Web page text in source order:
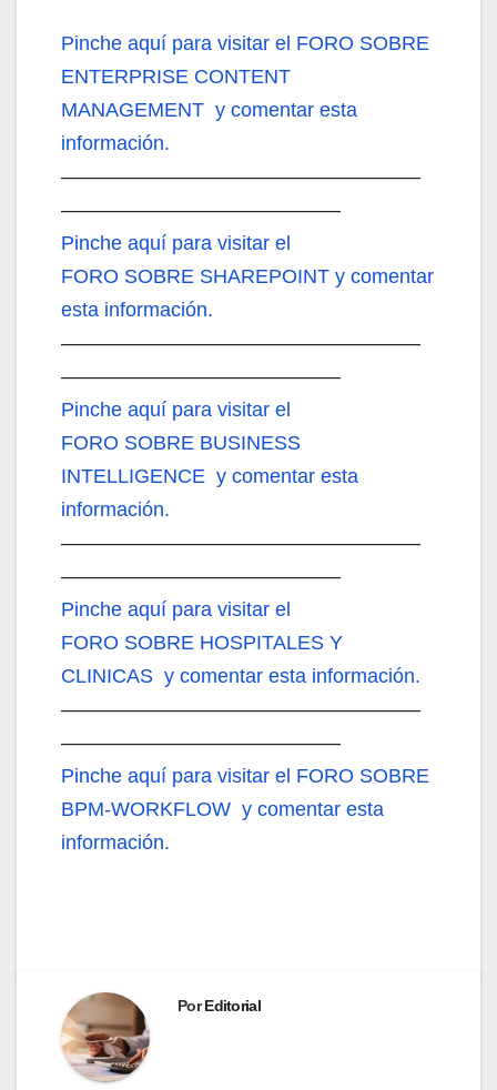
Pinche aquí para visitar el FORO SOBRE
ENTERPRISE CONTENT
MANAGEMENT y comentar esta
información.
——————————————————
——————————————
Pinche aquí para visitar el
FORO SOBRE SHAREPOINT y comentar
esta información.
——————————————————
——————————————
Pinche aquí para visitar el
FORO SOBRE BUSINESS
INTELLIGENCE y comentar esta
información.
——————————————————
——————————————
Pinche aquí para visitar el
FORO SOBRE HOSPITALES Y
CLINICAS y comentar esta información.
——————————————————
——————————————
Pinche aquí para visitar el FORO SOBRE
BPM-WORKFLOW y comentar esta
información.
PorEditorial